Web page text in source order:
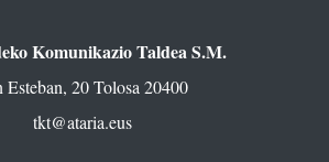
Komunikazio Taldea S.M.
Esteban, 20 Tolosa 20400
tkt@ataria.eus